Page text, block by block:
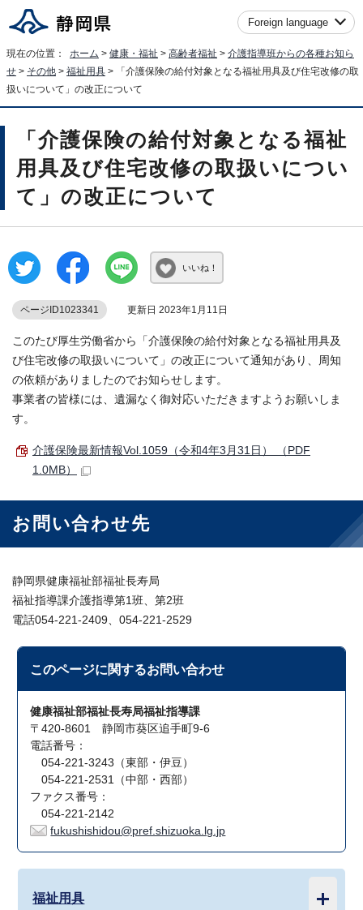
Foreign language
現在の位置： ホーム > 健康・福祉 > 高齢者福祉 > 介護指導班からの各種お知ら
せ > その他 > 福祉用具 > 「介護保険の給付対象となる福祉用具及び住宅改修の取
扱いについて」の改正について
「介護保険の給付対象となる福祉
用具及び住宅改修の取扱いについ
て」の改正について
いいね！
ページID1023341 更新日 2023年1月11日
このたび厚生労働省から「介護保険の給付対象となる福祉用具及
び住宅改修の取扱いについて」の改正について通知があり、周知
の依頼がありましたのでお知らせします。
事業者の皆様には、遺漏なく御対応いただきますようお願いしま
す。
介護保険最新情報Vol.1059（令和4年3月31日） （PDF
1.0MB）
お問い合わせ先
静岡県健康福祉部福祉長寿局
福祉指導課介護指導第1班、第2班
電話054-221-2409、054-221-2529
このページに関するお問い合わせ
健康福祉部福祉長寿局福祉指導課
〒420-8601 静岡市葵区追手町9-6
電話番号：
054-221-3243（東部・伊豆）
054-221-2531（中部・西部）
ファクス番号：
054-221-2142
fukushishidou@pref.shizuoka.lg.jp
福祉用具